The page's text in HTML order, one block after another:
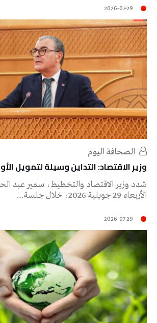
2026-07-29
وزير الاقتصاد: التداين وسيلة لتمويل
شدد وزير الاقتصاد والتخطيط، سمير عبد
الأربعاء 29 جويلية 2026، خلال جلسة…
2026-07-29